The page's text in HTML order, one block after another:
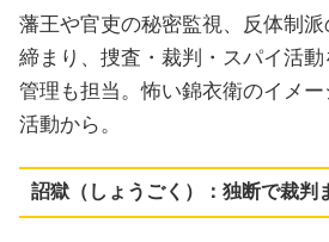
藩王や官吏の秘密監視、反体制
締まり、捜査・裁判・スパイ活動
管理も担当。怖い錦衣衛のイメ
活動から。
詔獄（しょうごく）：独断で裁